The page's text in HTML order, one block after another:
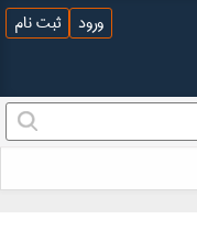
ورود ثبت نام